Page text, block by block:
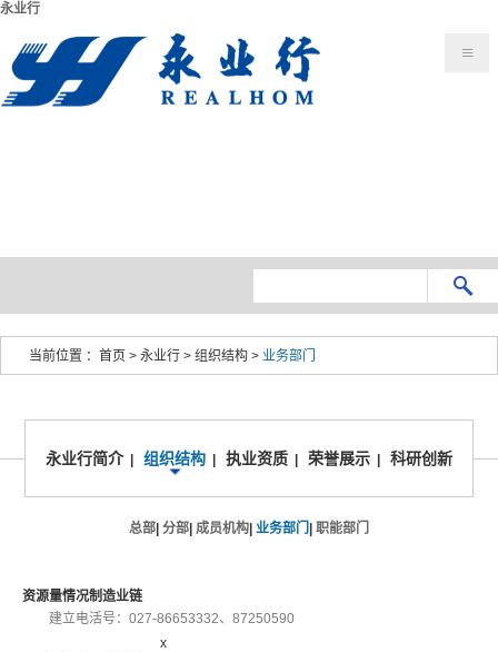
永业行
x
当前位置 ： 首页 > 永业行 > 组织结构 > 业务部门
永业行简介 组织结构 执业资质 荣誉展示 科研创新
总部 分部 成员机构 业务部门 职能部门
资源量情况制造业链
建立电活号：027-86653332、87250590